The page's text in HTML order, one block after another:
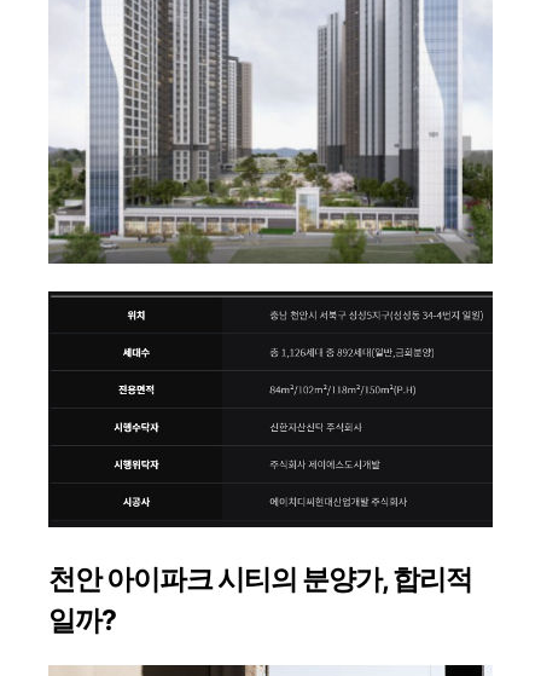
천안 아이파크 시티의 분양가, 합리적
일까?